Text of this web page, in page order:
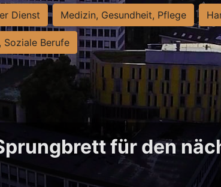
Dienst Medizin, Gesundheit, Pflege
Soziale Berufe
für den